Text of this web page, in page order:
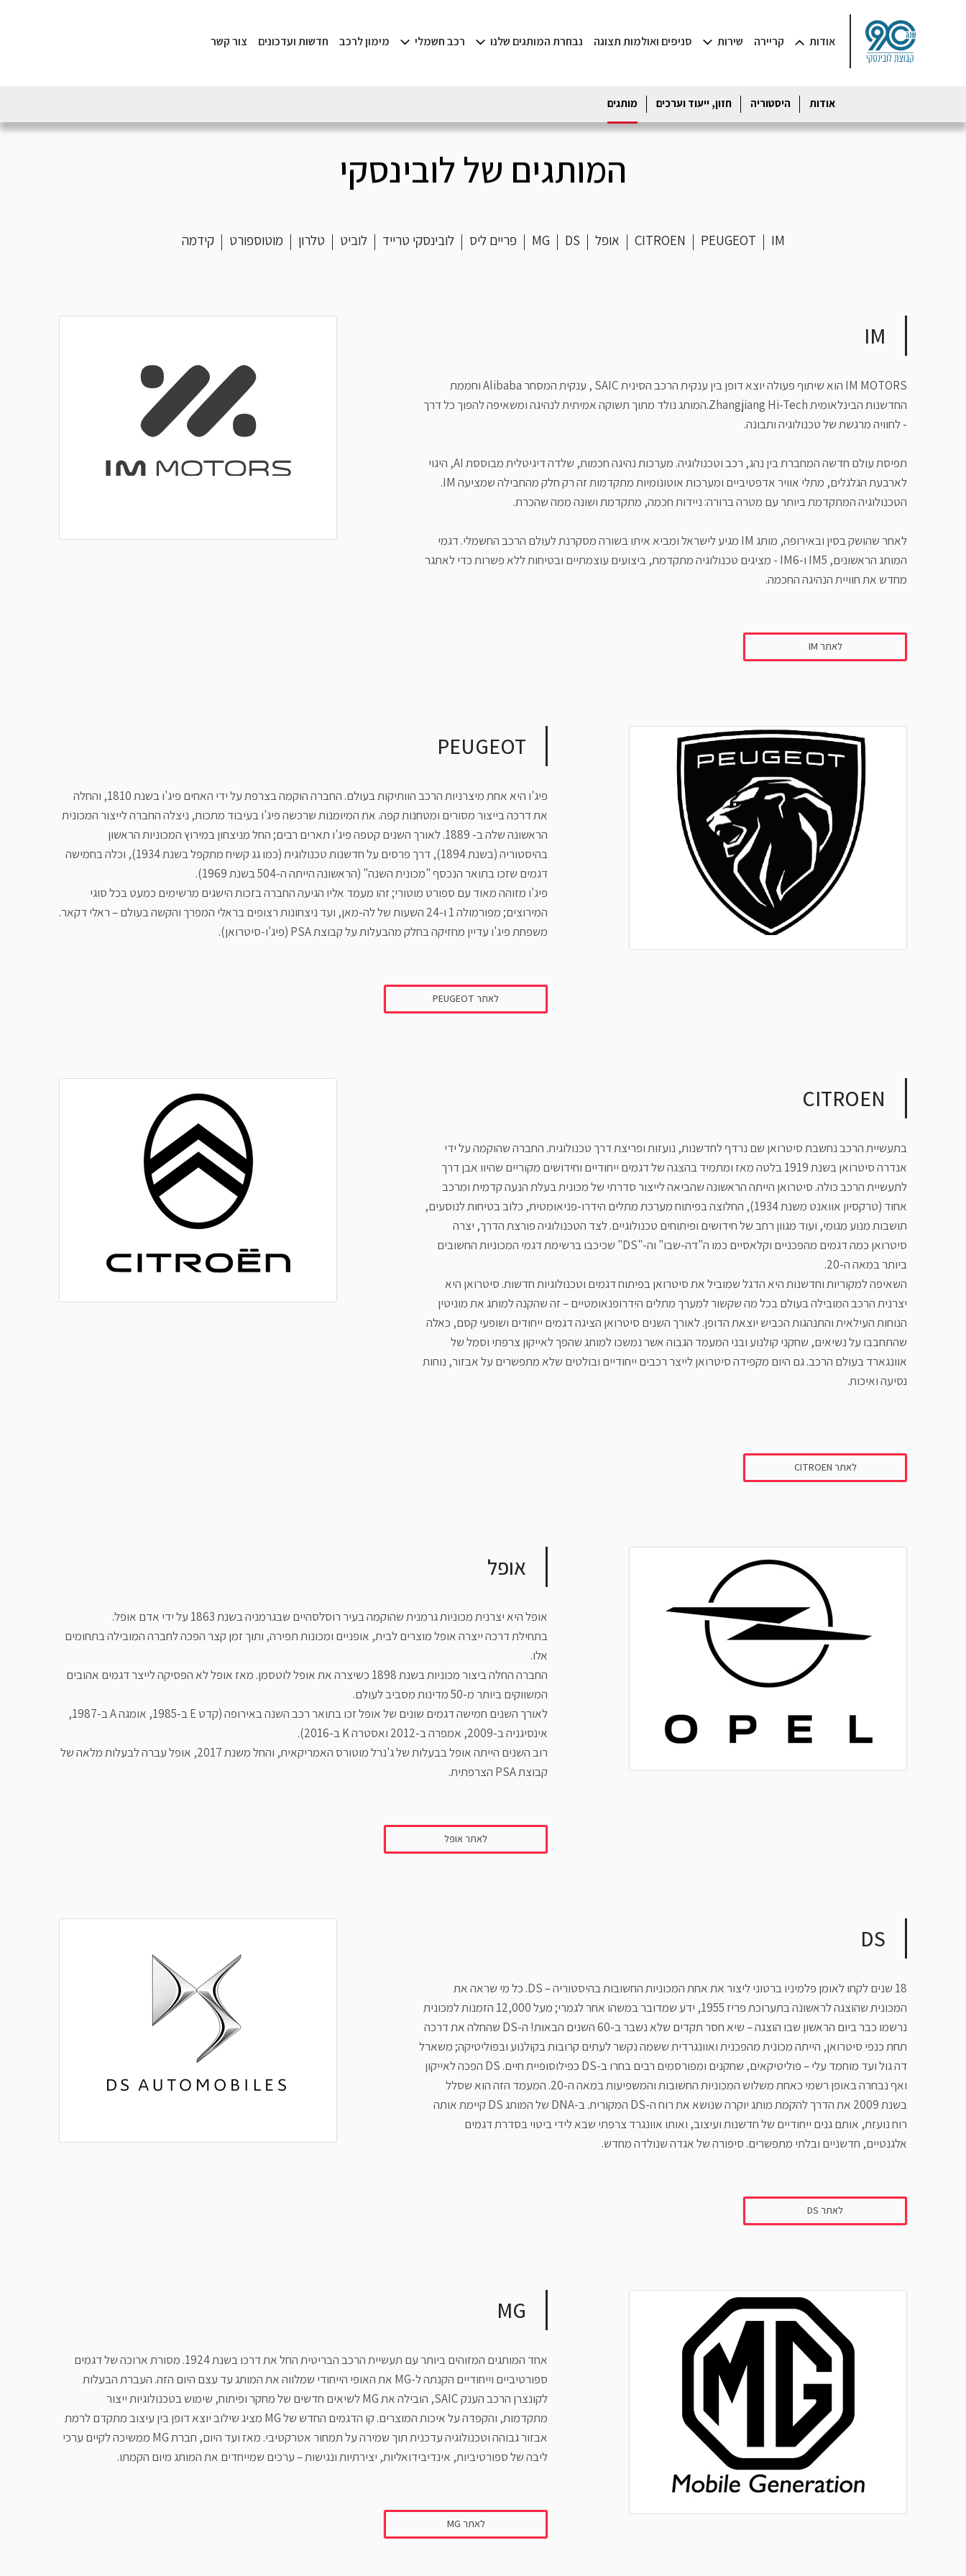
אודות
אודות היסטוריה חזון, ייעוד וערכים מותגים
קריירה שירות סניפים ואולמות תצוגה נבחרת המותגים שלנו רכב חשמלי מימון לרכב חדשות ועדכונים צור קשר
המותגים של לובינסקי
IM
PEUGEOT
CITROEN אופל DS
MG פריים ליס לובינסקי טרייד לוביט טלרון מוטוספורט קידמה
IM
IM MOTORS הוא שיתוף פעולה יוצא דופן בין ענקית הרכב הסינית SAIC , ענקית המסחר Alibaba וחממת
החדשנות הבינלאומית Zhangjiang Hi-Tech.המותג נולד מתוך תשוקה אמיתית לנהיגה ומשאיפה להפוך כל דרך
- לחוויה מרגשת של טכנולוגיה ותבונה.
תפיסת עולם חדשה המחברת בין נהג, רכב וטכנולוגיה. מערכות נהיגה חכמות, שלדה דיגיטלית מבוססת AI, היגוי
לארבעת הגלגלים, מתלי אוויר אדפטיביים ומערכות אוטונומיות מתקדמות זה רק חלק מהחבילה שמציעה IM.
הטכנולוגיה המתקדמת ביותר עם מטרה ברורה: ניידות חכמה, מתקדמת ושונה ממה שהכרת.
​לאחר שהושק בסין ובאירופה, מותג IM מגיע לישראל ומביא איתו בשורה מסקרנת לעולם הרכב החשמלי. דגמי
המותג הראשונים, IM5 ו-IM6 - מציגים טכנולוגיה מתקדמת, ביצועים עוצמתיים ובטיחות ללא פשרות כדי לאתגר
מחדש את חוויית הנהיגה החכמה.
לאתר IM
PEUGEOT
פיג'ו היא אחת מיצרניות הרכב הוותיקות בעולם. החברה הוקמה בצרפת על ידי האחים פיג'ו בשנת 1810, והחלה
את דרכה בייצור מסורים ומטחנות קפה. את המיומנות שרכשה פיג'ו בעיבוד מתכות, ניצלה החברה לייצור המכונית
הראשונה שלה ב- 1889. לאורך השנים קטפה פיג'ו תארים רבים; החל מניצחון במירוץ המכוניות הראשון
בהיסטוריה (בשנת 1894), דרך פרסים על חדשנות טכנולוגית (כמו גג קשיח מתקפל בשנת 1934), וכלה בחמישה
דגמים שזכו בתואר הנכסף "מכונית השנה" (הראשונה הייתה ה-504 בשנת 1969).
פיג'ו מזוהה מאוד עם ספורט מוטורי; זהו מעמד אליו הגיעה החברה בזכות הישגים מרשימים כמעט בכל סוגי
המירוצים; מפורמולה 1 ו-24 השעות של לה-מאן, ועד ניצחונות רצופים בראלי המפרך והקשה בעולם – ראלי דקאר.
משפחת פיג'ו עדיין מחזיקה בחלק מהבעלות על קבוצת PSA (פיג'ו-סיטרואן).
לאתר PEUGEOT
CITROEN
בתעשיית הרכב נחשבת סיטרואן שם נרדף לחדשנות, נועזות ופריצת דרך טכנולוגית. החברה שהוקמה על ידי
אנדרה סיטרואן בשנת 1919 בלטה מאז ומתמיד בהצגה של דגמים ייחודיים וחידושים מקוריים שהיוו אבן דרך
לתעשיית הרכב כולה. סיטרואן הייתה הראשונה שהביאה לייצור סדרתי של מכונית בעלת הנעה קדמית ומרכב
אחוד (טרקסיון אוואנט משנת 1934), החלוצה בפיתוח מערכת מתלים הידרו-פניאומטית, כלוב בטיחות לנוסעים,
תושבות מנוע מגומי, ועוד מגוון רחב של חידושים ופיתוחים טכנולוגיים. לצד הטכנולוגיה פורצת הדרך, יצרה
סיטרואן כמה דגמים מהפכניים וקלאסיים כמו ה"דה-שבו" וה-"DS" שכיכבו ברשימת דגמי המכוניות החשובים
ביותר במאה ה-20.
השאיפה למקוריות וחדשנות היא הדגל שמוביל את סיטרואן בפיתוח דגמים וטכנולוגיות חדשות. סיטרואן היא
יצרנית הרכב המובילה בעולם בכל מה שקשור למערך מתלים הידרופנאומטיים – זה שהקנה למותג את מוניטין
הנוחות העילאית והתנהגות הכביש יוצאת הדופן. לאורך השנים סיטרואן הציגה דגמים ייחודים ושופעי קסם, כאלה
שהתחבבו על נשיאים, שחקני קולנוע ובני המעמד הגבוה אשר נמשכו למותג שהפך לאייקון צרפתי וסמל של
אוונגארד בעולם הרכב. גם היום מקפידה סיטרואן לייצר רכבים ייחודיים ובולטים שלא מתפשרים על אבזור, נוחות
נסיעה ואיכות.
לאתר CITROEN
אופל
אופל היא יצרנית מכוניות גרמנית שהוקמה בעיר רוסלסהיים שבגרמניה בשנת 1863 על ידי אדם אופל.
בתחילת דרכה ייצרה אופל מוצרים לבית, אופניים ומכונות תפירה, ותוך זמן קצר הפכה לחברה המובילה בתחומים
אלו.
החברה החלה ביצור מכוניות בשנת 1898 כשיצרה את אופל לוטסמן. מאז אופל לא הפסיקה לייצר דגמים אהובים
המשווקים ביותר מ-50 מדינות מסביב לעולם.
לאורך השנים חמישה דגמים שונים של אופל זכו בתואר רכב השנה באירופה (קדט E ב-1985, אומגה A ב-1987,
אינסיגניה ב-2009, אמפרה ב-2012 ואסטרה K ב-2016).
רוב השנים הייתה אופל בבעלות של ג'נרל מוטורס האמריקאית, והחל משנת 2017, אופל עברה לבעלות מלאה של
קבוצת PSA הצרפתית.
לאתר אופל
DS
18 שנים לקחו לאומן פלמיניו ברטוני ליצור את אחת המכוניות החשובות בהיסטוריה – DS. כל מי שראה את
המכונית שהוצגה לראשונה בתערוכת פריז 1955, ידע שמדובר במשהו אחר לגמרי; מעל 12,000 הזמנות למכונית
נרשמו כבר ביום הראשון שבו הוצגה – שיא חסר תקדים שלא נשבר ב-60 השנים הבאות! ה-DS שהחלה את דרכה
תחת כנפי סיטרואן, הייתה מכונית מהפכנית ואוונגרדית ששמה נקשר לעתים קרובות בקולנוע ובפוליטיקה; משארל
דה גול ועד מוחמד עלי – פוליטיקאים, שחקנים ומפורסמים רבים בחרו ב-DS כפילוסופיית חיים. DS הפכה לאייקון
ואף נבחרה באופן רשמי כאחת משלוש המכוניות החשובות והמשפיעות במאה ה-20. המעמד הזה הוא שסלל
בשנת 2009 את הדרך להקמת מותג יוקרה שנושא את רוח ה-DS המקורית. ב-DNA של המותג DS קיימת אותה
רוח נועזת, אותם גנים ייחודיים של חדשנות ועיצוב, ואותו אוונגרד צרפתי שבא לידי ביטוי בסדרת דגמים
אלגנטיים, חדשניים ובלתי מתפשרים. סיפורה של אגדה שנולדה מחדש.
לאתר DS
MG
אחד המותגים המזוהים ביותר עם תעשיית הרכב הבריטית החל את דרכו בשנת 1924. מסורת ארוכה של דגמים
ספורטיביים וייחודיים הקנתה ל-MG את האופי הייחודי שמלווה את המותג עד עצם היום הזה. העברת הבעלות
לקונצרן הרכב הענק SAIC, הובילה את MG לשיאים חדשים של מחקר ופיתוח, שימוש בטכנולוגיות ייצור
מתקדמות, והקפדה על איכות המוצרים. קו הדגמים החדש של MG מציג שילוב יוצא דופן בין עיצוב מתקדם לרמת
אבזור גבוהה וטכנולוגיה עדכנית תוך שמירה על תמחור אטרקטיבי. מאז ועד היום, חברת MG ממשיכה לקיים ערכי
ליבה של ספורטיביות, אינדיבידואליות, יצירתיות ונגישות – ערכים שמייחדים את המותג מיום הקמתו.
לאתר MG